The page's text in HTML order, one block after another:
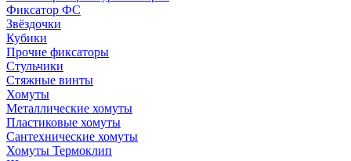
Фиксатор ФС
Звёздочки
Кубики
Прочие фиксаторы
Стульчики
Стяжные винты
Хомуты
Металлические хомуты
Пластиковые хомуты
Сантехнические хомуты
Хомуты Термоклип